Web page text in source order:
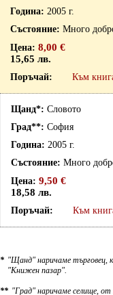
2005 г.
Много
8,00 €
15,65 лв.
Към
Словото
София
2005 г.
Много
9,50 €
18,58 лв.
Към
* "Щанд" наричаме търговец,
"Книжен пазар".
** "Град" наричаме селище,